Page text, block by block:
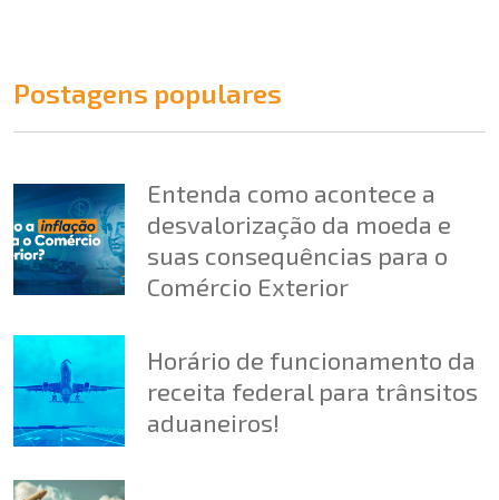
Postagens populares
Entenda como acontece a
desvalorização da moeda e
suas consequências para o
Comércio Exterior
Horário de funcionamento da
receita federal para trânsitos
aduaneiros!